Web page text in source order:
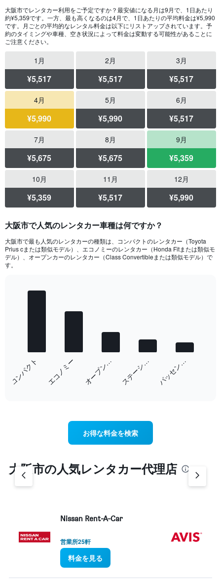
大阪市でレンタカー利用をご予定ですか？最安値になる月は9月で、1日あたり
約¥5,359​です。一方、最も高くなるのは4月で、1日あたりの平均料金は¥5,990
です。月ごとの平均的なレンタル料金は以下にリストアップされています。予
約のタイミングや車種、空き状況によって料金は変動する可能性があることに
ご注意ください。
1月
¥5,517
2月
¥5,517
3月
¥5,517
4月
¥5,990
5月
¥5,990
6月
¥5,517
7月
¥5,675
8月
¥5,675
9月
¥5,359
10月
¥5,359
11月
¥5,517
12月
¥5,990
大阪市で人気のレンタカー車種は何ですか？
大阪市​で最も人気のレンタカーの種類は、コンパクト​のレンタカー（Toyota
Prius c​または類似モデル）、エコノミー​のレンタカー（Honda Fit​または類似モ
デル）、オープンカー​のレンタカー（Class Convertible​または類似モデル）で
す。
has
1
X
has
Y
to
コンパクト エコノミー オープン… ステーシ… パッセン…
End
お得な料金を検索
大阪市​の人気レンタカー代理店
Nissan Rent-A-Car
営業所25軒
料金を見る